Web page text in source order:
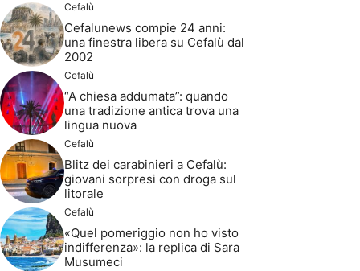
Cefalù
Cefalunews compie 24 anni:
una finestra libera su Cefalù dal
2002
Cefalù
“A chiesa addumata”: quando
una tradizione antica trova una
lingua nuova
Cefalù
Blitz dei carabinieri a Cefalù:
giovani sorpresi con droga sul
litorale
Cefalù
«Quel pomeriggio non ho visto
indifferenza»: la replica di Sara
Musumeci